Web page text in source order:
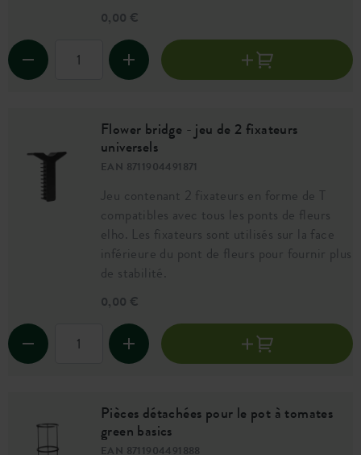
0,00 €
Flower bridge - jeu de 2 fixateurs
universels
EAN 8711904491871
Jeu contenant 2 fixateurs en forme de T
compatibles avec tous les ponts de fleurs
elho. Les fixateurs sont utilisés sur la face
inférieure du pont de fleurs pour fournir plus
de stabilité.
0,00 €
Pièces détachées pour le pot à tomates
green basics
EAN 8711904491888